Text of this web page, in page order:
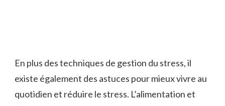
En plus des techniques de gestion du stress, il
existe également des astuces pour mieux vivre au
quotidien et réduire le stress. L’alimentation et